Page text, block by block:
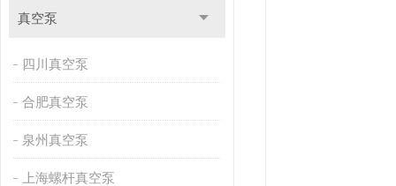
真空泵
四川真空泵
合肥真空泵
泉州真空泵
上海螺杆真空泵